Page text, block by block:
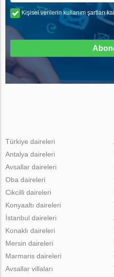
Kişisel verilerin kullanım şartları
Türkiye daireleri
Antalya daireleri
Avsallar daireleri
Oba daireleri
Cikcilli daireleri
Konyaaltı daireleri
İstanbul daireleri
Konaklı daireleri
Mersin daireleri
Marmaris daireleri
Avsallar villaları